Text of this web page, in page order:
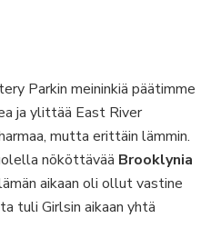
Parkin meininkiä päätimme
ja ylittää East River
mutta erittäin lämmin.
nököttävää Brooklynia
aikaan oli ollut vastine
tuli Girlsin aikaan yhtä